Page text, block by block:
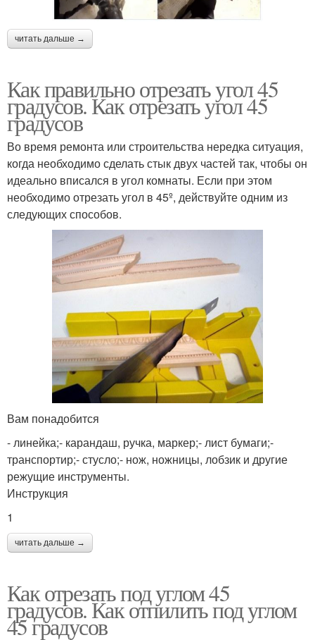
читать дальше →
Как правильно отрезать угол 45
градусов. Как отрезать угол 45
градусов
Во время ремонта или строительства нередка ситуация,
когда необходимо сделать стык двух частей так, чтобы он
идеально вписался в угол комнаты. Если при этом
необходимо отрезать угол в 45º, действуйте одним из
следующих способов.
Вам понадобится
- линейка;- карандаш, ручка, маркер;- лист бумаги;-
транспортир;- стусло;- нож, ножницы, лобзик и другие
режущие инструменты.
Инструкция
1
читать дальше →
Как отрезать под углом 45
градусов. Как отпилить под углом
45 градусов